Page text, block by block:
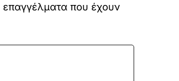
επαγγέλματα που έχουν